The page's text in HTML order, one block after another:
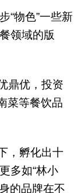
“物色”一些新
领域的版
鼎优，投资
菜等餐饮品
，孵化出十
多如“林小
的品牌在不